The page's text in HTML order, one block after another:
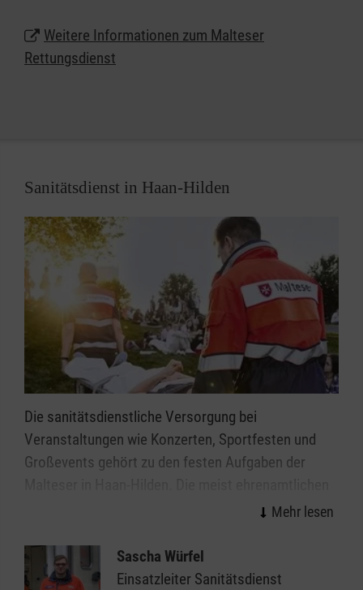
Weitere Informationen zum Malteser
Rettungsdienst
Sanitätsdienst in Haan-Hilden
Die sanitätsdienstliche Versorgung bei
Veranstaltungen wie Konzerten, Sportfesten und
Großevents gehört zu den festen Aufgaben der
Mitarbeitenden des Malteser Sanitätsdiensts leisten
Veranstaltungen ab einer gewissen Dimension bzw.
Sascha Würfel
Einsatzleiter Sanitätsdienst